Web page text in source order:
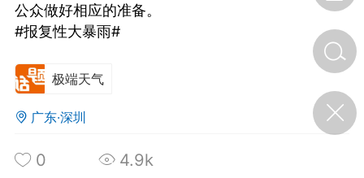
节返乡期间“闪
如何购买【理肺清瘟膏】
公众做好相应的准备。
#报复性大暴雨#
极端天气
广东·深圳
0 4.9k